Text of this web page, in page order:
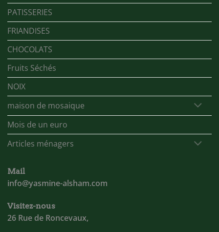
PATISSERIES
FRIANDISES
CHOCOLATS
Fruits Séchés
NOIX
maison de mosaique
Mois de un euro
Articles ménagers
Mail
info@yasmine-alsham.com
Visitez-nous
26 Rue de Roncevaux,